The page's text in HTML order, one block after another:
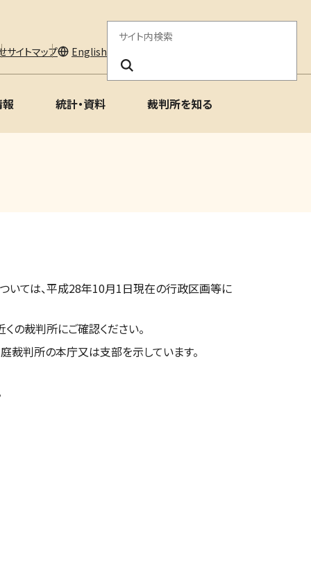
サイトマップ English
サ
イ
ト
検
統計・資料 裁判所を知る
いては、平成28年10月1日現在の行政区画等に
の裁判所にご確認ください。
裁判所の本庁又は支部を示しています。